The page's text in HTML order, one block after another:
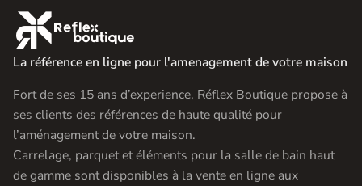

La référence en ligne pour l'amenagement de votre maison
Fort de ses 15 ans d’experience, Réflex Boutique propose à
ses clients des références de haute qualité pour
l’aménagement de votre maison.
Carrelage, parquet et éléments pour la salle de bain haut
de gamme sont disponibles à la vente en ligne aux